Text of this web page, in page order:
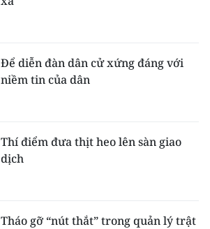
Để diễn đàn dân cử xứng đáng với
niềm tin của dân
Thí điểm đưa thịt heo lên sàn giao
dịch
Tháo gỡ “nút thắt” trong quản lý trật